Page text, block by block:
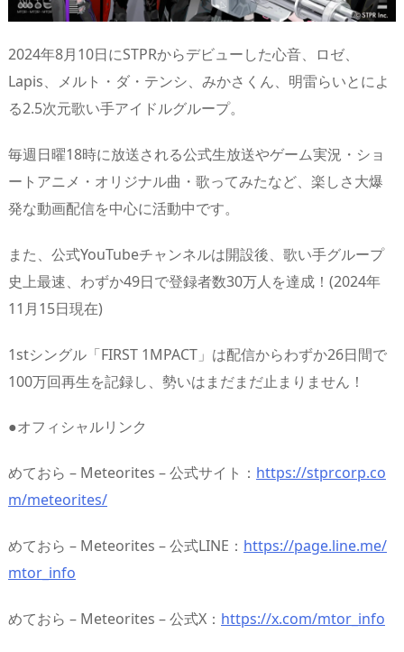
2024年8月10日にSTPRからデビューした心音、ロゼ、
Lapis、メルト・ダ・テンシ、みかさくん、明雷らいとによ
る2.5次元歌い手アイドルグループ。
毎週日曜18時に放送される公式生放送やゲーム実況・ショ
ートアニメ・オリジナル曲・歌ってみたなど、楽しさ大爆
発な動画配信を中心に活動中です。
また、公式YouTubeチャンネルは開設後、歌い手グループ
史上最速、わずか49日で登録者数30万人を達成！(2024年
11月15日現在)
1stシングル「FIRST 1MPACT」は配信からわずか26日間で
100万回再生を記録し、勢いはまだまだ⽌まりません！
●オフィシャルリンク
めておら – Meteorites – 公式サイト： https://stprcorp.co
m/meteorites/
めておら – Meteorites – 公式LINE： https://page.line.me/
mtor_info
めておら – Meteorites – 公式X： https://x.com/mtor_info